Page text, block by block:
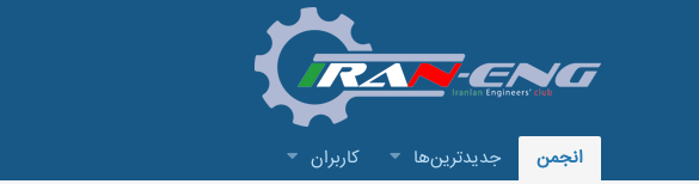
انجمن جدیدترین‌ها کاربران